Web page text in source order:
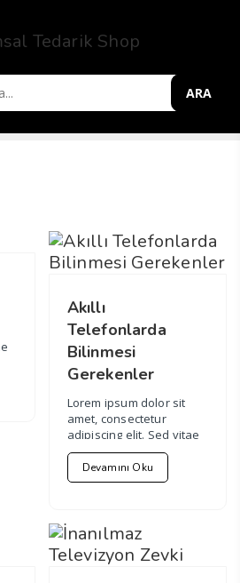
ARA
Akıllı
Telefonlarda
Bilinmesi
Gerekenler
Lorem ipsum dolor sit
amet, consectetur
adipiscing elit. Sed vitae
fringilla ex. Ut id neque
nec nib...
Devamını Oku